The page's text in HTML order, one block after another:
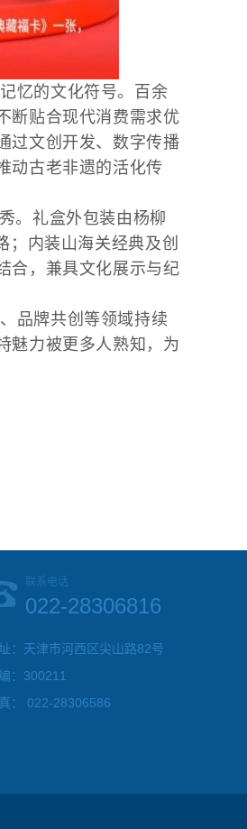
忆的文化符号。百余
断贴合现代消费需求优
过文创开发、数字传播
动古老非遗的活化传
。礼盒外包装由杨柳
；内装山海关经典及创
合，兼具文化展示与纪
品牌共创等领域持续
魅力被更多人熟知，为
联系电话
022-28306816
：天津市河西区尖山路82号
：300211
： 022-28306586